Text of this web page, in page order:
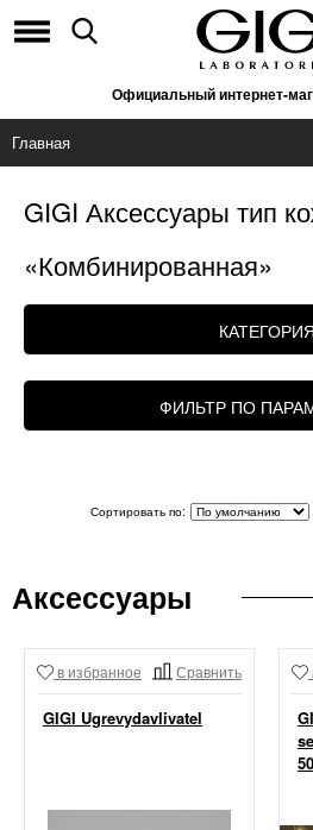
Официальный интернет-
Главная
КАТЕГОРИЯ
ФИЛЬТР ПО
GIGI Аксессуары тип
«Комбинированная»
Сортировать по:
Аксессуары
в избранное Сравнить
GIGI Ugrevydavlivatel